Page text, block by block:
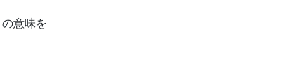
意味を